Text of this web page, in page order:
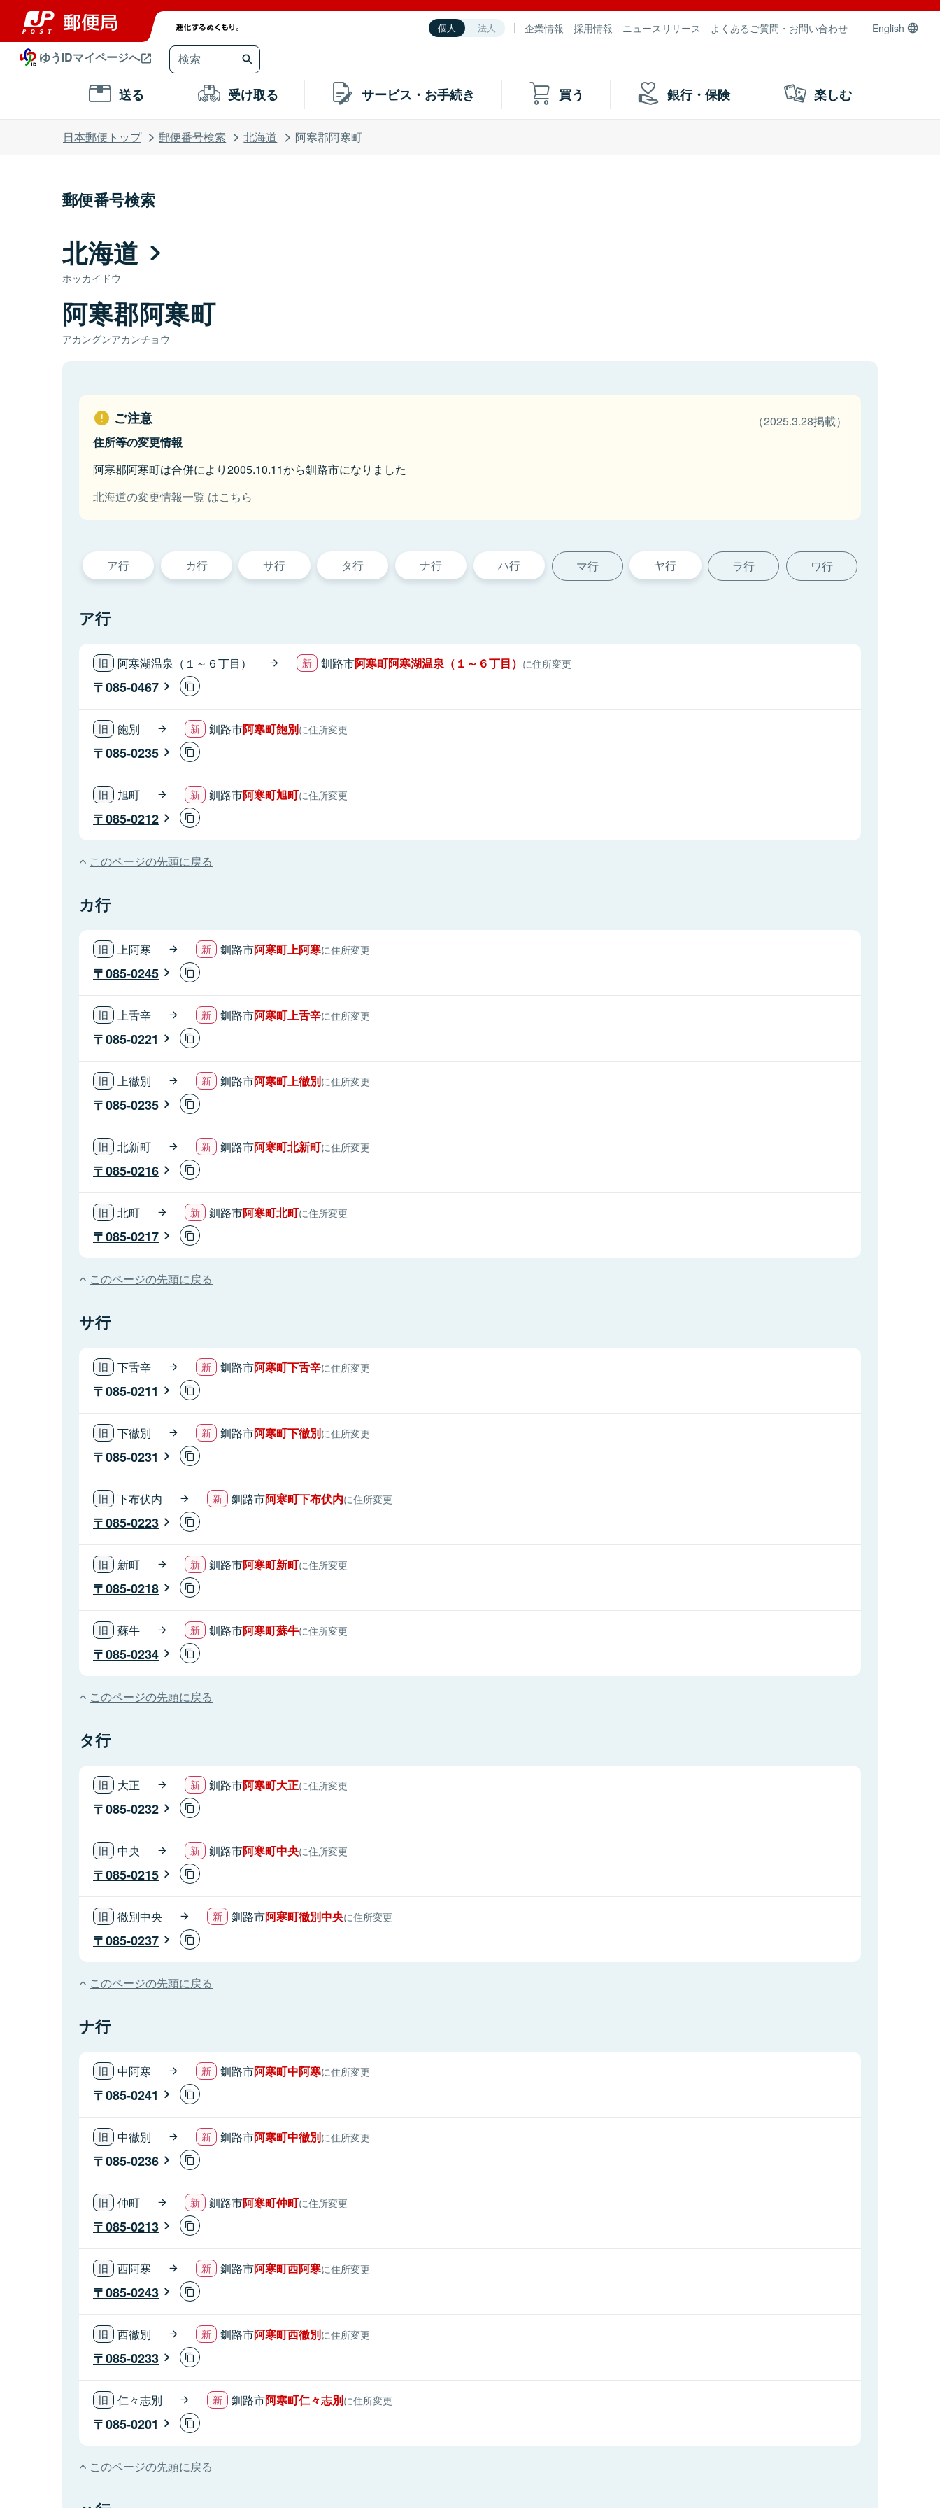
個人 法人 企業情報 採用情報 ニュースリリース よくあるご質問・お問い合わせ English
ゆうIDマイページへ
送る 受け取る サービス・お手続き 買う 銀行・保険 楽しむ
日本郵便トップ 郵便番号検索 北海道 阿寒郡阿寒町
郵便番号検索
北海道
ホッカイドウ
阿寒郡阿寒町
アカングンアカンチョウ
ご注意
（2025.3.28掲載）
住所等の変更情報
阿寒郡阿寒町は合併により2005.10.11から釧路市になりました
北海道の変更情報一覧 はこちら
ア行 カ行 サ行 タ行 ナ行 ハ行 マ行 ヤ行 ラ行 ワ行
ア行
阿寒湖温泉（１～６丁目） 釧路市阿寒町阿寒湖温泉（１～６丁目） に住所変更
085-0467
飽別 釧路市阿寒町飽別に住所変更
085-0235
旭町 釧路市阿寒町旭町に住所変更
085-0212
このページの先頭に戻る
カ行
上阿寒 釧路市阿寒町上阿寒に住所変更
085-0245
上舌辛 釧路市阿寒町上舌辛に住所変更
085-0221
上徹別 釧路市阿寒町上徹別に住所変更
085-0235
北新町 釧路市阿寒町北新町に住所変更
085-0216
北町 釧路市阿寒町北町に住所変更
085-0217
このページの先頭に戻る
サ行
下舌辛 釧路市阿寒町下舌辛に住所変更
085-0211
下徹別 釧路市阿寒町下徹別に住所変更
085-0231
下布伏内 釧路市阿寒町下布伏内に住所変更
085-0223
新町 釧路市阿寒町新町に住所変更
085-0218
蘇牛 釧路市阿寒町蘇牛に住所変更
085-0234
このページの先頭に戻る
タ行
大正 釧路市阿寒町大正に住所変更
085-0232
中央 釧路市阿寒町中央に住所変更
085-0215
徹別中央 釧路市阿寒町徹別中央に住所変更
085-0237
このページの先頭に戻る
ナ行
中阿寒 釧路市阿寒町中阿寒に住所変更
085-0241
中徹別 釧路市阿寒町中徹別に住所変更
085-0236
仲町 釧路市阿寒町仲町に住所変更
085-0213
西阿寒 釧路市阿寒町西阿寒に住所変更
085-0243
西徹別 釧路市阿寒町西徹別に住所変更
085-0233
仁々志別 釧路市阿寒町仁々志別に住所変更
085-0201
このページの先頭に戻る